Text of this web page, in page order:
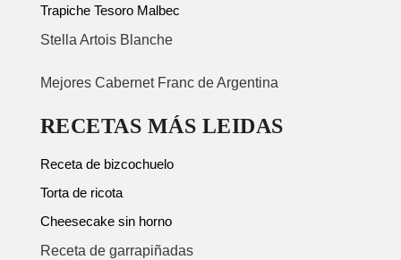
Trapiche Tesoro Malbec
Stella Artois Blanche
Mejores Cabernet Franc de Argentina
RECETAS MÁS LEIDAS
Receta de bizcochuelo
Torta de ricota
Cheesecake sin horno
Receta de garrapiñadas